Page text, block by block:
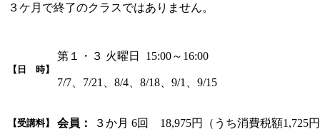
３ケ月で終了のクラスではありません。
【日 時】
第１・３ 火曜日 15:00～16:00
7/7、7/21、8/4、8/18、9/1、9/15
【受講料】 会員： ３か月 6回 18,975円（うち消費税額1,725